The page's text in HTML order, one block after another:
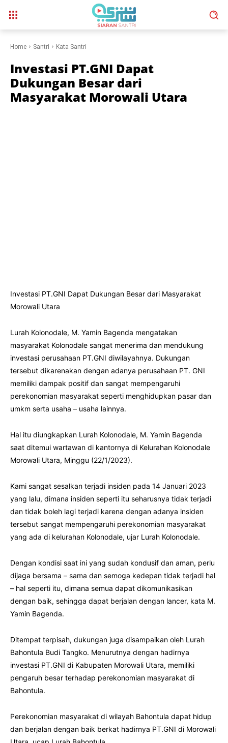
Home Santri Kata Santri
Investasi PT.GNI Dapat
Dukungan Besar dari
Masyarakat Morowali Utara
Investasi PT.GNI Dapat Dukungan Besar dari Masyarakat
Morowali Utara
Lurah Kolonodale, M. Yamin Bagenda mengatakan
masyarakat Kolonodale sangat menerima dan mendukung
investasi perusahaan PT.GNI diwilayahnya. Dukungan
tersebut dikarenakan dengan adanya perusahaan PT. GNI
memiliki dampak positif dan sangat mempengaruhi
perekonomian masyarakat seperti menghidupkan pasar dan
umkm serta usaha – usaha lainnya.
Hal itu diungkapkan Lurah Kolonodale, M. Yamin Bagenda
saat ditemui wartawan di kantornya di Kelurahan Kolonodale
Morowali Utara, Minggu (22/1/2023).
Kami sangat sesalkan terjadi insiden pada 14 Januari 2023
yang lalu, dimana insiden seperti itu seharusnya tidak terjadi
dan tidak boleh lagi terjadi karena dengan adanya insiden
tersebut sangat mempengaruhi perekonomian masyarakat
yang ada di kelurahan Kolonodale, ujar Lurah Kolonodale.
Dengan kondisi saat ini yang sudah kondusif dan aman, perlu
dijaga bersama – sama dan semoga kedepan tidak terjadi hal
– hal seperti itu, dimana semua dapat dikomunikasikan
dengan baik, sehingga dapat berjalan dengan lancer, kata M.
Yamin Bagenda.
Ditempat terpisah, dukungan juga disampaikan oleh Lurah
Bahontula Budi Tangko. Menurutnya dengan hadirnya
investasi PT.GNI di Kabupaten Morowali Utara, memiliki
pengaruh besar terhadap perekonomian masyarakat di
Bahontula.
Perekonomian masyarakat di wilayah Bahontula dapat hidup
dan berjalan dengan baik berkat hadirnya PT.GNI di Morowali